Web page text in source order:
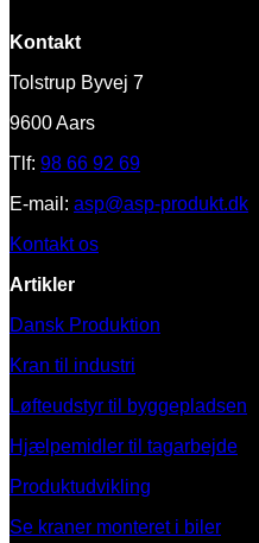
Kontakt
Tolstrup Byvej 7
9600 Aars
Tlf: 98 66 92 69
E-mail: asp@asp-produkt.dk
Kontakt os
Artikler
Dansk Produktion
Kran til industri
Løfteudstyr til byggepladsen
Hjælpemidler til tagarbejde
Produktudvikling
Se kraner monteret i biler